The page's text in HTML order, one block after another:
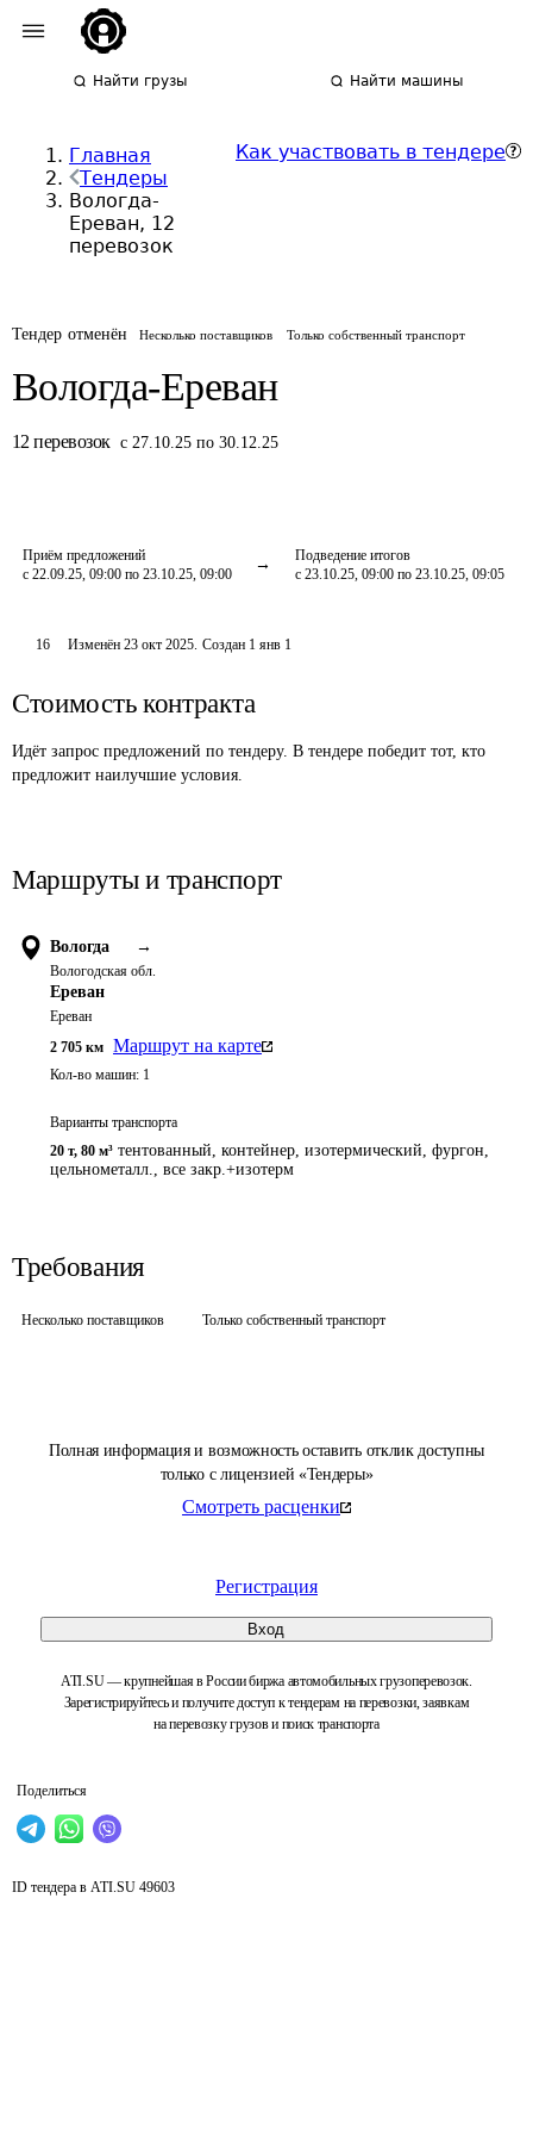
Найти грузы Найти машины
Главная
Тендеры
Вологда-
Ереван, 12
перевозок
Как участвовать в тендере
Тендер отменён Несколько поставщиков Только собственный транспорт
Вологда-Ереван
12 перевозок с 27.10.25 по 30.12.25
Приём предложений
с 22.09.25, 09:00 по 23.10.25, 09:00
Подведение итогов
с 23.10.25, 09:00 по 23.10.25, 09:05
Полная информация и возможность оставить отклик доступны
только с лицензией «Тендеры»
Смотреть расценки
Регистрация
Вход
ATI.SU — крупнейшая в России биржа автомобильных грузоперевозок.
Зарегистрируйтесь и получите доступ к тендерам на перевозки, заявкам
на перевозку грузов и поиск транспорта
Поделиться
16 Изменён23 окт 2025. Создан 1 янв 1
Стоимость контракта
Идёт запрос предложений по тендеру. В тендере победит тот, кто
предложит наилучшие условия.
Маршруты и транспорт
Вологда →
Вологодская обл.
Ереван
Ереван
2 705 км Маршрут на карте
Кол-во машин: 1
Варианты транспорта
20 т, 80 м³ тентованный, контейнер, изотермический, фургон,
цельнометалл., все закр.+изотерм
Требования
Несколько поставщиков Только собственный транспорт
ID тендера в ATI.SU 49603